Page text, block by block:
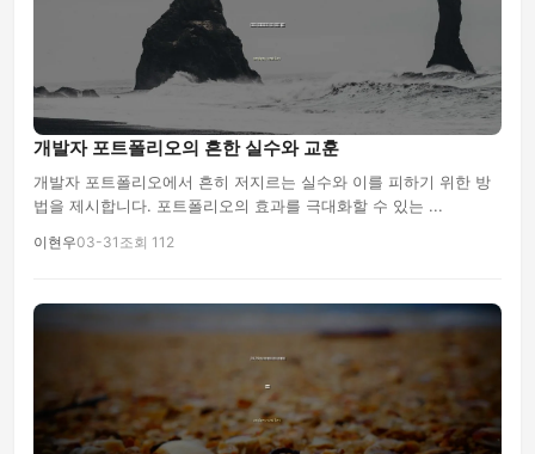
개발자 포트폴리오의 흔한 실수와 교훈
개발자 포트폴리오에서 흔히 저지르는 실수와 이를 피하기 위한 방
법을 제시합니다. 포트폴리오의 효과를 극대화할 수 있는 ...
이현우03-31 조회 112